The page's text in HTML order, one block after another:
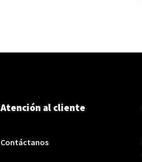
Atención al cliente
Contáctanos